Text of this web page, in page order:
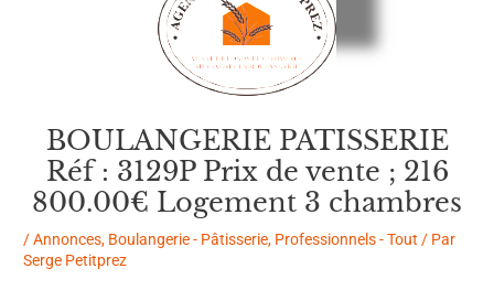
BOULANGERIE PATISSERIE
Réf : 3129P Prix de vente ; 216
800.00€ Logement 3 chambres
/Annonces, Boulangerie - Pâtisserie, Professionnels - Tout / Par
Serge Petitprez